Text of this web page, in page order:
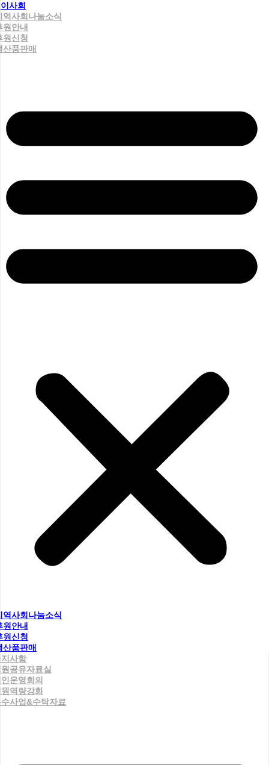
이사회
역사회나눔소식
원안내
원신청
산품판매
역사회나눔소식
원안내
원신청
산품판매
사항
공유자료실
운영회의
역량강화
사업&수탁자료